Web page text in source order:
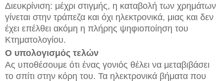
Διευκρίνιση: μέχρι στιγμής, η καταβολή των χρημάτων
γίνεται στην τράπεζα και όχι ηλεκτρονικά, μιας και δεν
έχει επέλθει ακόμη η πλήρης ψηφιοποίηση του
Κτηματολογίου.
Ο υπολογισμός τελών
Ας υποθέσουμε ότι ένας γονιός θέλει να μεταβιβάσει
το σπίτι στην κόρη του. Τα ηλεκτρονικά βήματα που